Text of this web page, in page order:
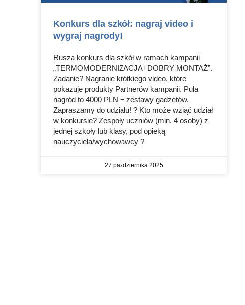
Konkurs dla szkół: nagraj video i
wygraj nagrody!
Rusza konkurs dla szkół w ramach kampanii
„TERMOMODERNIZACJA+DOBRY MONTAŻ”.
Zadanie? Nagranie krótkiego video, które
pokazuje produkty Partnerów kampanii. Pula
nagród to 4000 PLN + zestawy gadżetów.
Zapraszamy do udziału! ? Kto może wziąć udział
w konkursie? Zespoły uczniów (min. 4 osoby) z
jednej szkoły lub klasy, pod opieką
nauczyciela/wychowawcy ?
27 października 2025